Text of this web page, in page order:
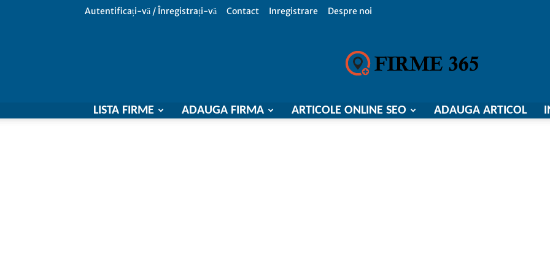
Autentificați-vă / Înregistrați-vă Contact Inregistrare Despre noi
Firme
LISTA FIRME ADAUGA FIRMA ARTICOLE ONLINE SEO ADAUGA ARTICOL